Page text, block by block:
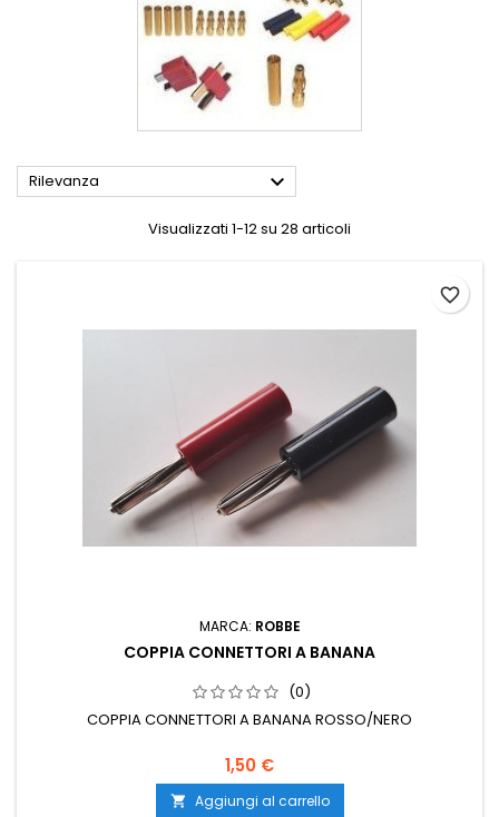
Rilevanza 
Visualizzati 1-12 su 28 articoli
MARCA: ROBBE
COPPIA CONNETTORI A BANANA
(0)
COPPIA CONNETTORI A BANANA ROSSO/NERO
1,50 €
 Aggiungi al carrello
favorite_border